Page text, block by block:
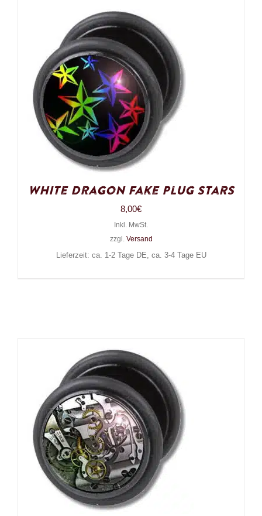
White Dragon Fake Plug Stars
8,00€
Inkl. MwSt.
zzgl. Versand
Lieferzeit: ca. 1-2 Tage DE, ca. 3-4 Tage EU